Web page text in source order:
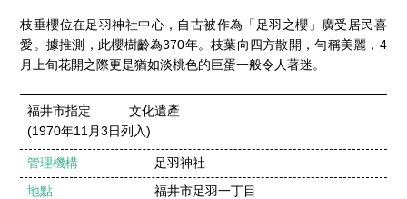
枝垂櫻位在足羽神社中心，自古被作為「足羽之櫻」廣受居民喜
愛。據推測，此櫻樹齡為370年。枝葉向四方散開，勻稱美麗，4
月上旬花開之際更是猶如淡桃色的巨蛋一般令人著迷。
福井市指定 文化遺產
(1970年11月3日列入)
管理機構 足羽神社
地點 福井市足羽一丁目